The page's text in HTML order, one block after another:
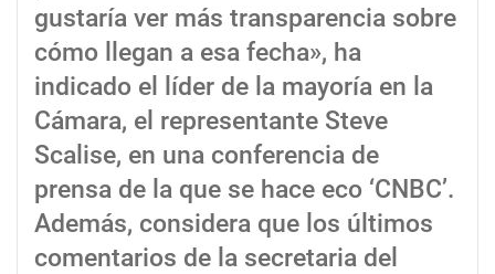
gustaría ver más transparencia sobre
cómo llegan a esa fecha», ha
indicado el líder de la mayoría en la
Cámara, el representante Steve
Scalise, en una conferencia de
prensa de la que se hace eco ‘CNBC’.
Además, considera que los últimos
comentarios de la secretaria del